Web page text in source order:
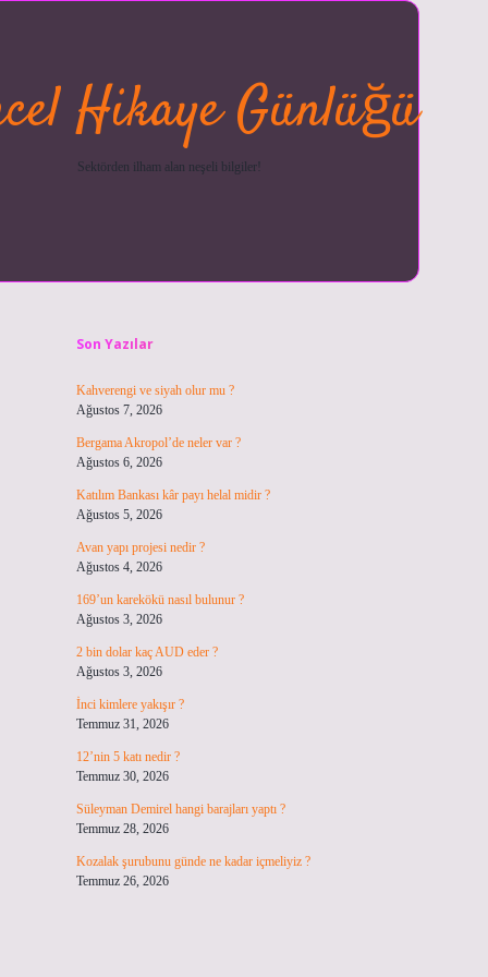
Hikaye Günlüğü
Sektörden ilham alan neşeli bilgiler!
Son Yazılar
Kahverengi ve siyah olur mu ?
Ağustos 7, 2026
Bergama Akropol’de neler var ?
Ağustos 6, 2026
Katılım Bankası kâr payı helal midir ?
Ağustos 5, 2026
Avan yapı projesi nedir ?
Ağustos 4, 2026
169’un karekökü nasıl bulunur ?
Ağustos 3, 2026
2 bin dolar kaç AUD eder ?
Ağustos 3, 2026
İnci kimlere yakışır ?
Temmuz 31, 2026
12’nin 5 katı nedir ?
Temmuz 30, 2026
Süleyman Demirel hangi barajları yaptı ?
Temmuz 28, 2026
Kozalak şurubunu günde ne kadar içmeliyiz ?
Temmuz 26, 2026